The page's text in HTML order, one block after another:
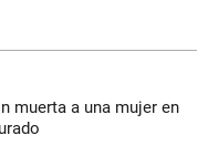
muerta a una mujer en